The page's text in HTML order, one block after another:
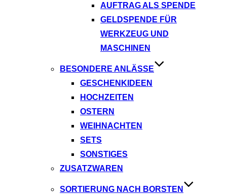
AUFTRAG ALS SPENDE
GELDSPENDE FÜR
WERKZEUG UND
MASCHINEN
BESONDERE ANLÄSSE
GESCHENKIDEEN
HOCHZEITEN
OSTERN
WEIHNACHTEN
SETS
SONSTIGES
ZUSATZWAREN
SORTIERUNG NACH BORSTEN